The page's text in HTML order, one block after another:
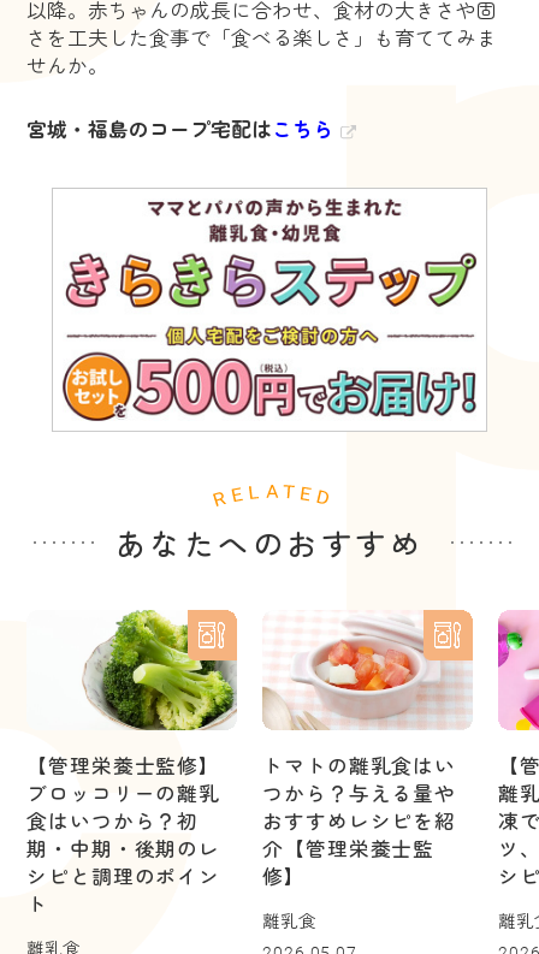
以降。赤ちゃんの成長に合わせ、食材の大きさや固
さを工夫した食事で「食べる楽しさ」も育ててみま
せんか。
宮城・福島のコープ宅配はこちら
あなたへのおすすめ
【管理栄養士監修】
ブロッコリーの離乳
食はいつから？初
期・中期・後期のレ
シピと調理のポイン
ト
離乳食
トマトの離乳食はい
つから？与える量や
おすすめレシピを紹
介【管理栄養士監
修】
離乳食
【
離
凍
ツ
シ
離乳